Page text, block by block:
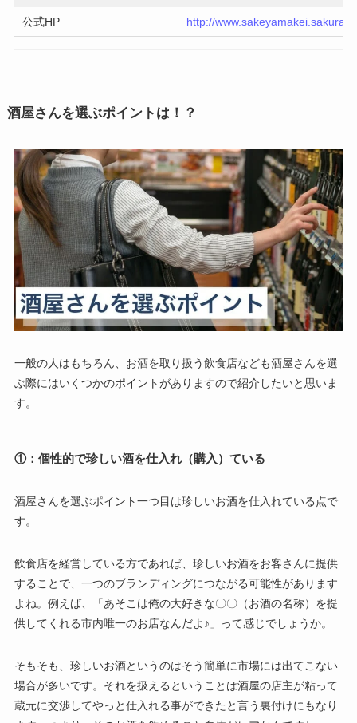
公式HP http://
酒屋さんを選ぶポイントは！？
一般の人はもちろん、お酒を取り扱う飲食店なども酒屋さんを選
ぶ際にはいくつかのポイントがありますので紹介したいと思いま
す。
①： 個性的で珍しい酒を仕入れ（購入）ている
酒屋さんを選ぶポイント一つ目は珍しいお酒を仕入れている点で
す。
飲食店を経営している方であれば、珍しいお酒をお客さんに提供
することで、一つのブランディングにつながる可能性があります
よね。例えば、「あそこは俺の大好きな〇〇（お酒の名称）を提
供してくれる市内唯一のお店なんだよ♪」って感じでしょうか。
そもそも、珍しいお酒というのはそう簡単に市場には出てこない
場合が多いです。それを扱えるということは酒屋の店主が粘って
蔵元に交渉してやっと仕入れる事ができたと言う裏付けにもなり